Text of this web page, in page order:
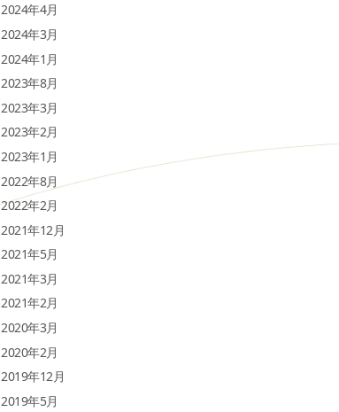
2024年4月
2024年3月
2024年1月
2023年8月
2023年3月
2023年2月
2023年1月
2022年8月
2022年2月
2021年12月
2021年5月
2021年3月
2021年2月
2020年3月
2020年2月
2019年12月
2019年5月